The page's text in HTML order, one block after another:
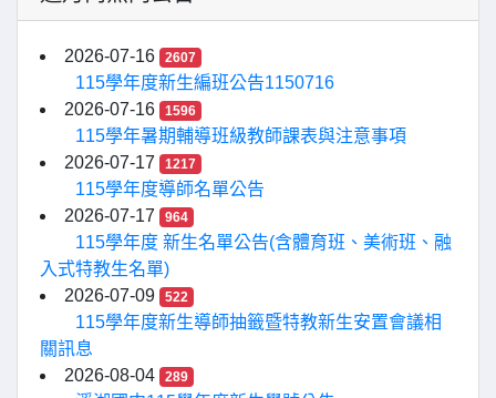
2026-07-16 2607
115學年度新生編班公告1150716
2026-07-16
1596
115學年暑期輔導班級教師課表與注意事項
2026-07-17
1217
115學年度導師名單公告
2026-07-17
964
115學年度 新生名單公告(含體育班、美術班、融
入式特教生名單)
2026-07-09
522
115學年度新生導師抽籤暨特教新生安置會議相
關訊息
2026-08-04
289